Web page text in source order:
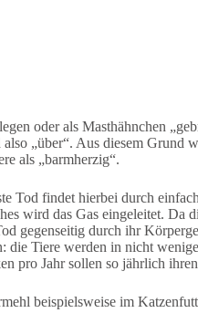
oder als Masthähnchen
„über“. Aus diesem
als „barmherzig“.
Tod findet hierbei durch
wird das Gas eingeleitet.
gegenseitig durch ihr
die Tiere werden in nicht
pro Jahr sollen so jährlich
beispielsweise im